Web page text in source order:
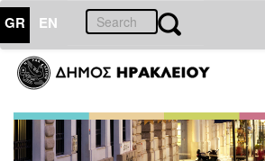
GR EN
ΕΠΙΚΑΙΡΟΤΗΤΑ
Τύπου
Αρχείο